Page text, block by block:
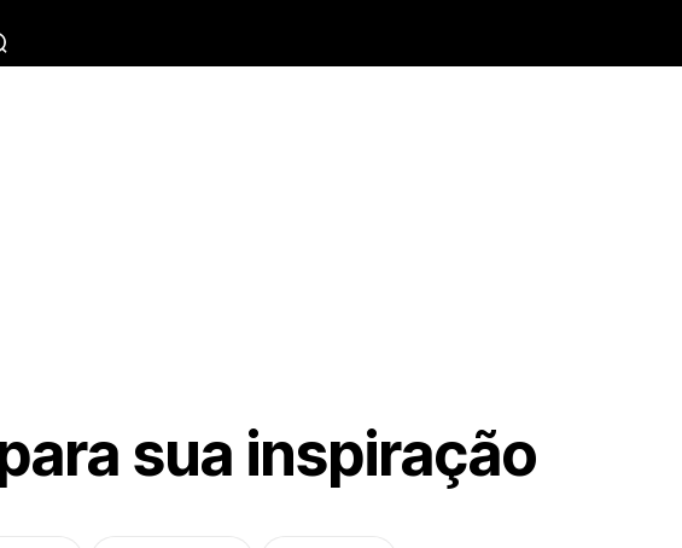
sua inspiração